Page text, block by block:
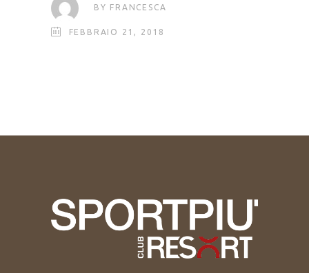
BY FRANCESCA
FEBBRAIO 21, 2018